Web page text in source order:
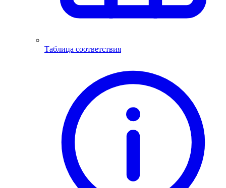
Таблица соответствия